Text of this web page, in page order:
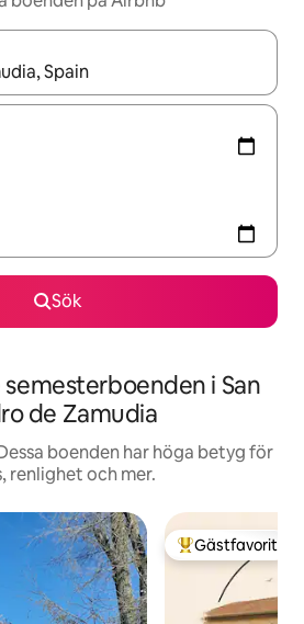
kan du navigera med upp- och
Sök
i San
de Zamudia
boenden har höga betyg för
renlighet och mer.
Populär
Gästfavorit